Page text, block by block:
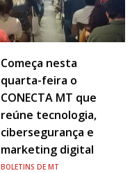
Começa nesta
quarta-feira o
CONECTA MT que
reúne tecnologia,
cibersegurança e
marketing digital
BOLETINS DE MT